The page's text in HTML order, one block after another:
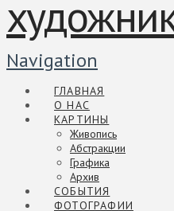
Navigation
ГЛАВНАЯ
О НАС
КАРТИНЫ
Живопись
Абстракции
Графика
Архив
СОБЫТИЯ
ФОТОГРАФИИ